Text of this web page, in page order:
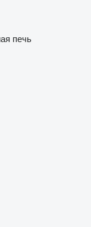
печь